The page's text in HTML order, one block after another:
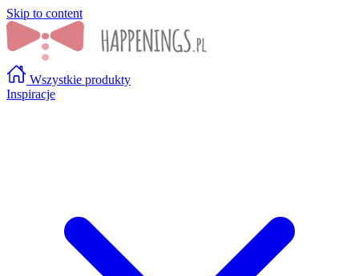
Skip to content
Wszystkie produkty
Inspiracje